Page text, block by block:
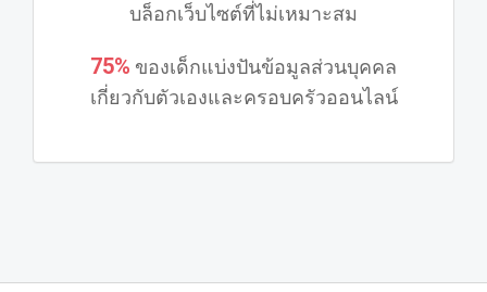
บล็อกเว็บไซต์ที่ไม่เหมาะสม
75% ของเด็กแบ่งปันข้อมูลส่วนบุคคล
เกี่ยวกับตัวเองและครอบครัวออนไลน์